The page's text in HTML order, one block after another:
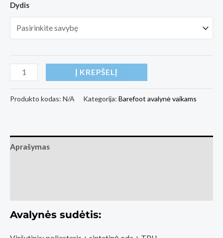
Dydis
produkto
Kids
Be
Lenka
Yellow
Į KREPŠELĮ
Produkto kodas: N/A Kategorija: Barefoot avalynė vaikams
Aprašymas
Avalynės sudėtis: